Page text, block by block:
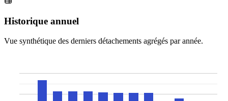
Historique annuel
Vue synthétique des derniers détachements agrégés par année.